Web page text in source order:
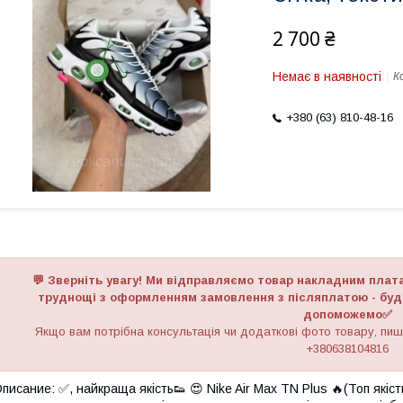
2 700 ₴
Немає в наявності
+380 (63) 810-48-16
💬 Зверніть увагу! Ми відправляємо товар накладним
труднощі з оформленням замовлення з післяплатою -
допоможемо✅
Якщо вам потрібна консультація чи додаткові фото товару,
+380638104816
✅, найкраща якість👟 😍 Nike Air Max TN Plus 🔥(Топ